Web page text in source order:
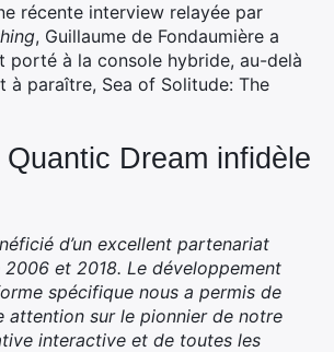
récente interview relayée par
, Guillaume de Fondaumière a
porté à la console hybride, au-delà
à paraître, Sea of Solitude: The
Dream infidèle
d’un excellent partenariat
et 2018. Le développement
spécifique nous a permis de
attention sur le pionnier de notre
interactive et de toutes les